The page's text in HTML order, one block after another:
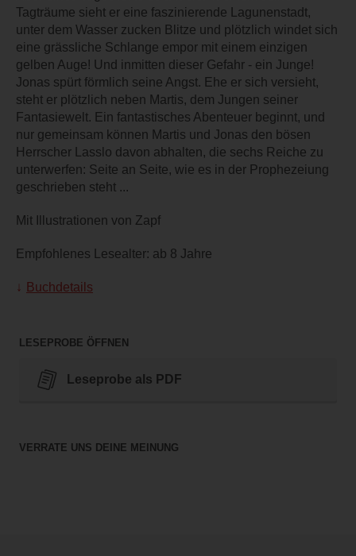
Tagträume sieht er eine faszinierende Lagunenstadt,
unter dem Wasser zucken Blitze und plötzlich windet sich
eine grässliche Schlange empor mit einem einzigen
gelben Auge! Und inmitten dieser Gefahr - ein Junge!
Jonas spürt förmlich seine Angst. Ehe er sich versieht,
steht er plötzlich neben Martis, dem Jungen seiner
Fantasiewelt. Ein fantastisches Abenteuer beginnt, und
nur gemeinsam können Martis und Jonas den bösen
Herrscher Lasslo davon abhalten, die sechs Reiche zu
unterwerfen: Seite an Seite, wie es in der Prophezeiung
geschrieben steht ...
Mit Illustrationen von Zapf
Empfohlenes Lesealter: ab 8 Jahre
Buchdetails
LESEPROBE ÖFFNEN
Leseprobe als PDF
VERRATE UNS DEINE MEINUNG